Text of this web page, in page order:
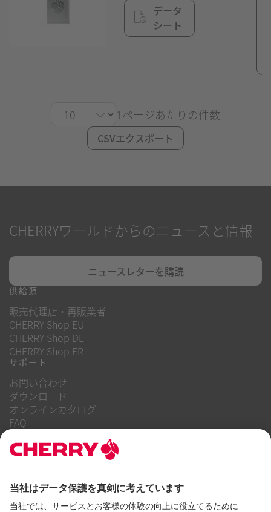
データ
シート
1ページあたりの件数
CSVエクスポート
CHERRYワールドからのニュースと情報
ニュースレターを購読
供給源
販売代理店・再販業者
CHERRY Shop EU
CHERRY Shop DE
CHERRY Shop FR
サポート
お問い合わせ
ダウンロード
オンラインカタログ
FAQ
当社について
キャリア
内部告発制度
企業行動規範